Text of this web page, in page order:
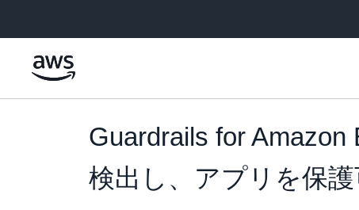
Guardrails for
検出し、アプリを保護